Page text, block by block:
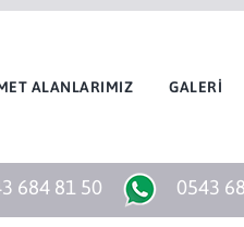
ALANLARIMIZ GALERİ
684 81 50 0543